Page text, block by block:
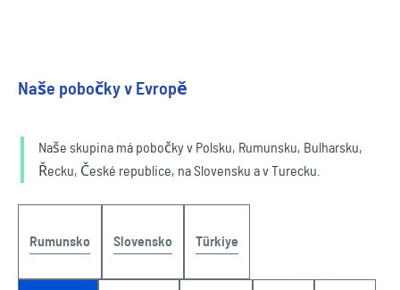
Naše pobočky v Evropě
Naše skupina má pobočky v Polsku, Rumunsku, Bulharsku,
Řecku, České republice, na Slovensku a v Turecku.
Rumunsko Slovensko Türkiye